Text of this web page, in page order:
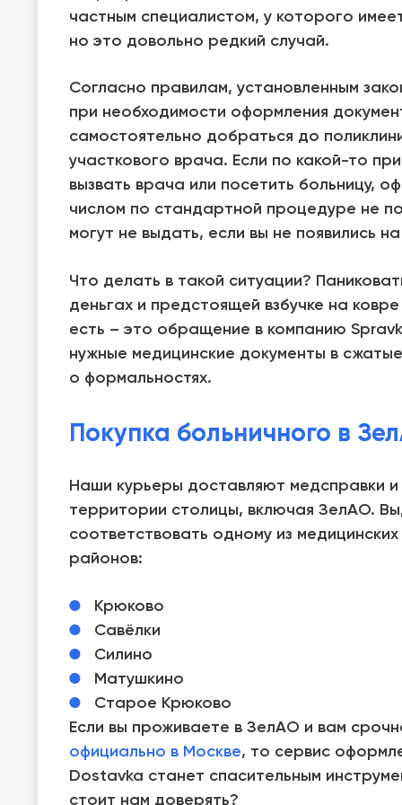
частным специалистом, у которого
но это довольно редкий случай.
Согласно правилам, установленным
при необходимости оформления
самостоятельно добраться до
участкового врача. Если по какой-то
вызвать врача или посетить больницу,
числом по стандартной процедуре не
могут не выдать, если вы не появились
Что делать в такой ситуации?
деньгах и предстоящей взбучке на
есть – это обращение в компанию
нужные медицинские документы в
о формальностях.
Покупка больничного в
Наши курьеры доставляют медсправки
территории столицы, включая ЗелАО.
соответствовать одному из
районов:
Крюково
Савёлки
Силино
Матушкино
Старое Крюково
Если вы проживаете в ЗелАО и вам
официально в Москве, то сервис
Dostavka станет спасительным
стоит нам доверять?